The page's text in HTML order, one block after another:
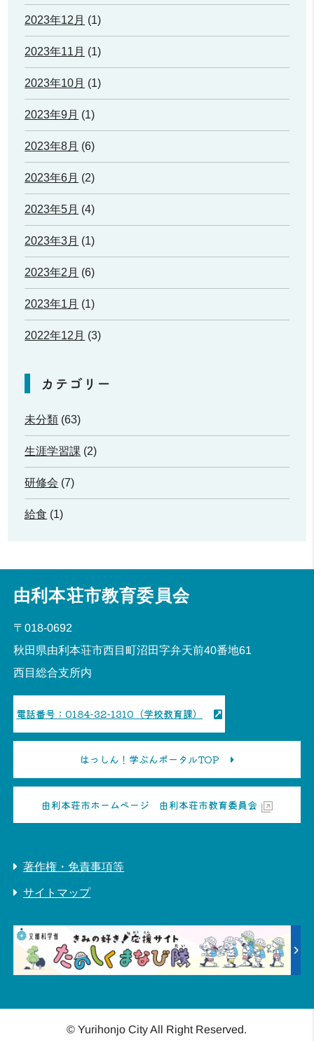
2023年12月 (1)
2023年11月 (1)
2023年10月 (1)
2023年9月 (1)
2023年8月 (6)
2023年6月 (2)
2023年5月 (4)
2023年3月 (1)
2023年2月 (6)
2023年1月 (1)
2022年12月 (3)
カテゴリー
未分類 (63)
生涯学習課 (2)
研修会 (7)
給食 (1)
由利本荘市教育委員会
〒018-0692
秋田県由利本荘市西目町沼田字弁天前40番地61
西目総合支所内
電話番号：0184-32-1310（学校教育課）
はっしん！学ぶんポータルTOP
由利本荘市ホームページ 由利本荘市教育委員会
著作権・免責事項等
サイトマップ
© Yurihonjo City All Right Reserved.